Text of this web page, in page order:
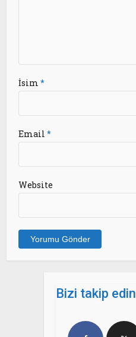
İsim*
Email*
Website
Bizi takip edin